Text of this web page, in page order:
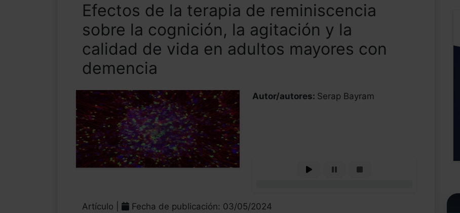
Efectos de la terapia de reminiscencia
sobre la cognición, la agitación y la
calidad de vida en adultos mayores con
demencia
Autor/autores: Serap Bayram
Artículo | Fecha de publicación: 03/05/2024